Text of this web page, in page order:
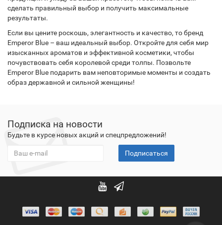
сделать правильный выбор и получить максимальные
результаты.
Если вы цените роскошь, элегантность и качество, то бренд
Emperor Blue – ваш идеальный выбор. Откройте для себя мир
изысканных ароматов и эффективной косметики, чтобы
почувствовать себя королевой среди толпы. Позвольте
Emperor Blue подарить вам неповторимые моменты и создать
образ державной и сильной женщины!
Подписка на новости
Будьте в курсе новых акций и спецпредложений!
Подписаться